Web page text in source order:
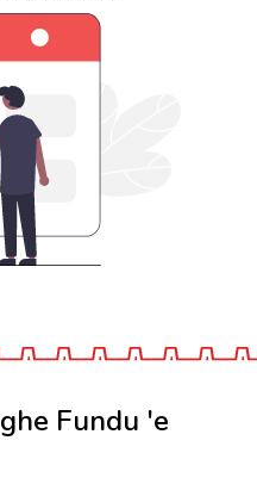
Fundu 'e